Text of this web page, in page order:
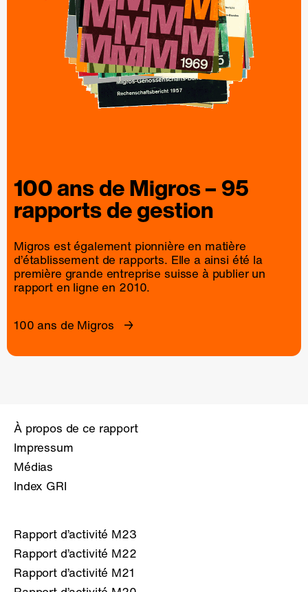
100 ans deMigros– 95
rapportsdegestion
Migros est également pionnière en matière
d’établissement de rapports. Elle a ainsi été la
première grande entreprise suisse à publier un
rapport en ligne en 2010.
100 ans de Migros
À propos de ce rapport
Impressum
Médias
Index GRI
Rapport d’activité M23
Rapport d’activité M22
Rapport d’activité M21